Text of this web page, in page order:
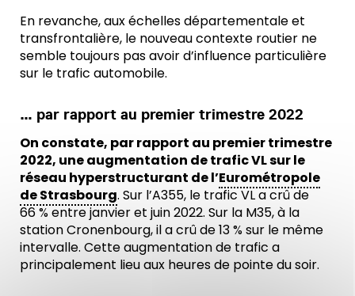
En revanche, aux échelles départementale et
transfrontalière, le nouveau contexte routier ne
semble toujours pas avoir d’influence particulière
sur le trafic automobile.
… par rapport au premier trimestre 2022
On constate, par rapport au premier trimestre
2022, une augmentation de trafic VL sur le
réseau hyperstructurant de l’Eurométropole
de Strasbourg. Sur l’A355, le trafic VL a crû de
66 % entre janvier et juin 2022. Sur la M35, à la
station Cronenbourg, il a crû de 13 % sur le même
intervalle. Cette augmentation de trafic a
principalement lieu aux heures de pointe du soir.